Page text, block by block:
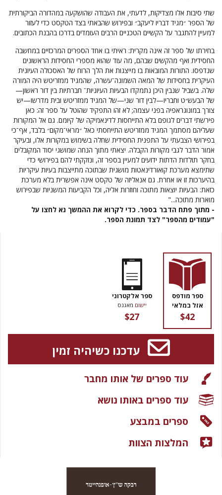
שתי סיבות אלו מצדיקות, לדעתי, את העבודה שהושקעה במהדורה הביקורתית
של הספר ״מגיד דבריו ליעקב״ ובפירוש שהבאתי בצד הטקסט כדי לעזור
למעיין להתגבר על הקשיים הטכניים הרבים העומדים בדרכו בהבנת הכתובים.
בחירתו של ספר זה אינה מקרית: ראיתי בו אחד הספרים המרכזיים במחשבה
החסידית ואף מהקשים שבהם, מה עוד שהוא מספרי החסידות הראשונים
שנדפסו. התורות המובאות בו מייצגות את הלך הרוח של האסכולה העיונית
העיקרית בחסידות של המאה השמונה־עשרה, שהמגיד ממזריטש היה המורה
שלה. בשביל שנבין היכן נתמקדו הבעיות העיוניות־ חברתיות בין דור ראשון—
של הבעש״ט וחבריו—לבין דור שני—של המגיד ממזריטש ובית מדרשו—יש
צורך במונוגראפיה בפני עצמה; לא זהו התפקיד שהוטל על ספר זה: כאן
פירשתי דברים לגופם בלא התייחסות לדינאמיקה של קיומם. גם אל המקורות
שעליהם מסתמך המגיד ממזריטש התייחסתי כאל ״מראי־מקום״ בלבד, אף־כי
בפירושי הצבעתי על התפנית החסידית שחלה בשימוש במקורות אלו, ובעיקר
אמור הדבר לגבי מקורות הקבלה. יצאתי מתוך הנחה שמושגי יסוד המקובלים
בחקר תולדות הדתות ידועים למעיין בספר זה, ונזקקתי להם בפירושי כדי
שתימצא מערכת קואורדינאטות מושגית שבתוכה מתייצבות בעיות עיקריות
בהיערכות זו או אחרת. גם אנאליזה של טקסט אינה אפשרית בלא מערכת
כזאת: הבעיות יוצאות מתוכה וחוזרות אליה, וכל הקביעות המשניות שבפירוש
מוארות מתוכה..."
- מתוך פתח הדבר בספר. כדי לקרוא את ההמשך נא לחצו על
"עמודים מהספר" לצד תמונת הספר.
ספר מודפס
אזל במלאי
$42
ספר אלקטרוני
יישום מאגנס
$27
עדכנו כשיהיה זמין
עוד ספרים של אותו מחבר
עוד ספרים באותו נושא
ספרים במבצע
המלצות הצוות